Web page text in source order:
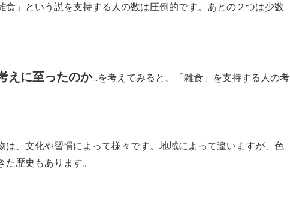
食」という説を支持する人の数は圧倒的です。あとの２つは少数
えに至ったのか...を考えてみると、「雑食」を支持する人の考
は、文化や習慣によって様々です。地域によって違いますが、色
歴史もあります。